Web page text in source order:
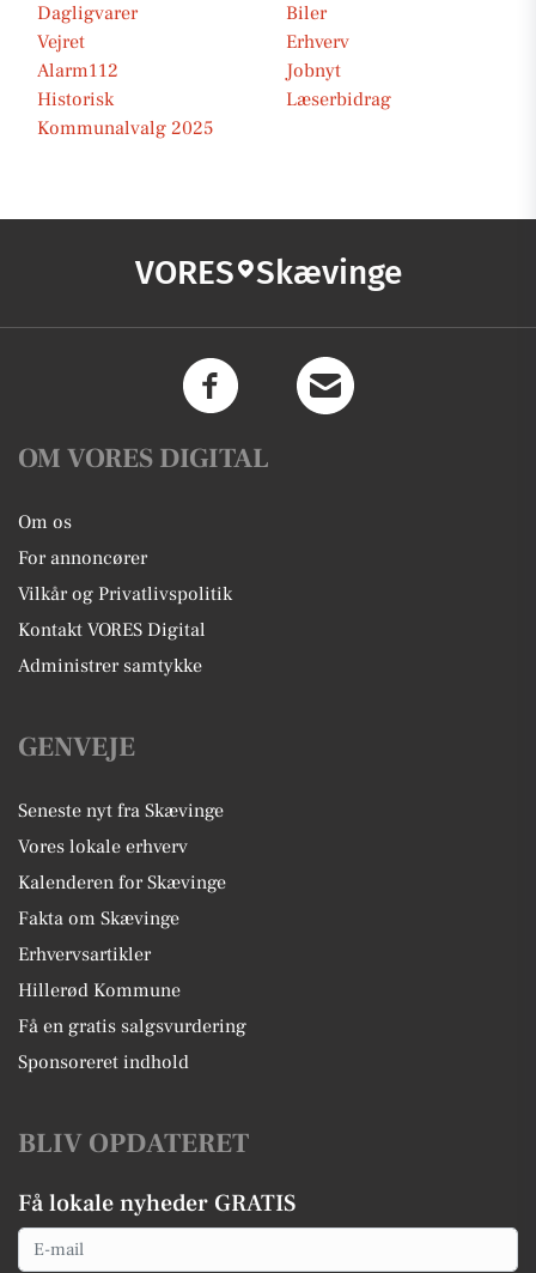
Dagligvarer
Biler
Vejret
Erhverv
Alarm112
Jobnyt
Historisk
Læserbidrag
Kommunalvalg 2025
VORES Skævinge
OM VORES DIGITAL
Om os
For annoncører
Vilkår og Privatlivspolitik
Kontakt VORES Digital
Administrer samtykke
GENVEJE
Seneste nyt fra Skævinge
Vores lokale erhverv
Kalenderen for Skævinge
Fakta om Skævinge
Erhvervsartikler
Hillerød Kommune
Få en gratis salgsvurdering
Sponsoreret indhold
BLIV OPDATERET
Få lokale nyheder GRATIS
Email